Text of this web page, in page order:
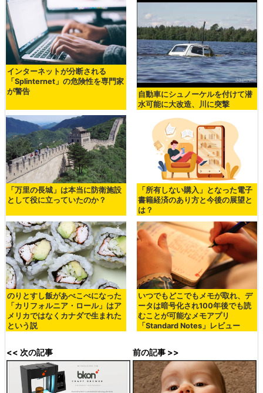
インターネットが分断される
「Splinternet」の危険性を専門家
が警告
自動車にシュノーケルを付けて潜
水可能に大改造、川に突撃
「万里の長城」は本当に防衛施設
として役に立っていたのか？
「所有しない購入」となった電子
書籍経済のあり方と今後の展望と
は？
のりとすし飯があべこべになった
「カリフォルニア・ロール」はア
メリカではなくカナダで生まれた
という説
いつでもどこでもメモが取れ、デ
ータは暗号化され100年後でも読
むことが可能なメモアプリ
「Standard Notes」レビュー
<< 次の記事 前の記事 >>